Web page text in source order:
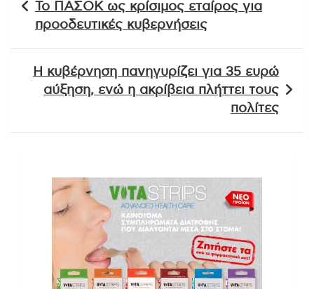
Το ΠΑΣΟΚ ως κρίσιμος εταίρος για
προοδευτικές κυβερνήσεις
Η κυβέρνηση πανηγυρίζει για 35 ευρώ
αύξηση, ενώ η ακρίβεια πλήττει τους
πολίτες